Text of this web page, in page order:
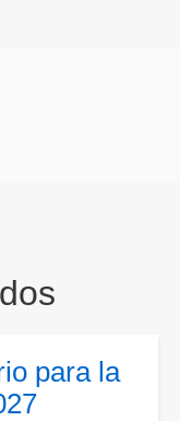
para la